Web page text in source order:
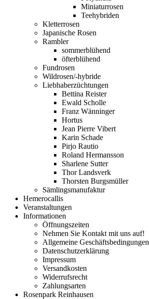
Miniaturrosen
Teehybriden
Kletterrosen
Japanische Rosen
Rambler
sommerblühend
öfterblühend
Fundrosen
Wildrosen/-hybride
Liebhaberzüchtungen
Bettina Reister
Ewald Scholle
Franz Wänninger
Hortus
Jean Pierre Vibert
Karin Schade
Pirjo Rautio
Roland Hermansson
Sharlene Sutter
Thor Landsverk
Thorsten Burgsmüller
Sämlingsmanufaktur
Hemerocallis
Veranstaltungen
Informationen
Öffnungszeiten
Nehmen Sie Kontakt mit uns auf!
Allgemeine Geschäftsbedingungen
Datenschutzerklärung
Impressum
Versandkosten
Widerrufsrecht
Zahlungsarten
Rosenpark Reinhausen